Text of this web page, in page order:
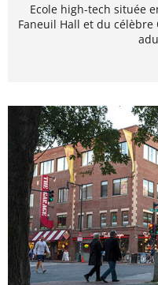
Ecole high-tech située
Faneuil Hall et du